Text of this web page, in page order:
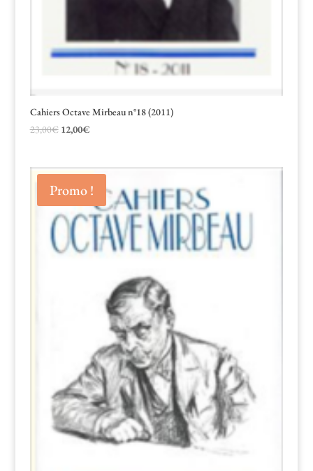
Cahiers Octave Mirbeau n°18 (2011)
23,00€ Le
était :
23,00€.
12,00€Le
est :
12,00€.
Promo !